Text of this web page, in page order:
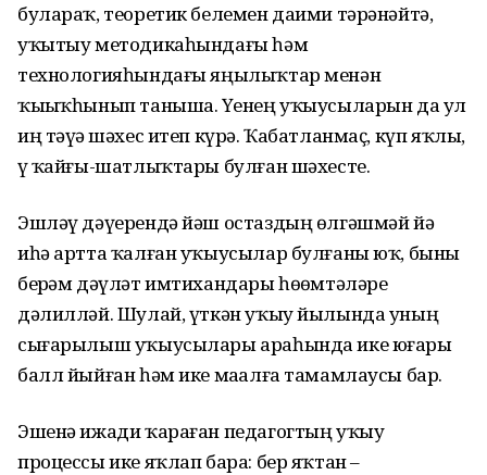
булараҡ, теоретик белемен даими тәрәнәйтә,
уҡытыу методикаһындағы һәм
технологияһындағы яңылыҡтар менән
ҡыҙыҡһынып таныша. Үҙенең уҡыусыларын да ул
иң тәүҙә шәхес итеп күрә. Ҡабатланмаҫ, күп яҡлы,
үҙ ҡайғы-шатлыҡтары булған шәхесте.
Эшләү дәүерендә йәш остаздың өлгәшмәй йә
иһә артта ҡалған уҡыусылар булғаны юҡ, быны
берҙәм дәүләт имтихандары һөҙөмтәләре
дәлилләй. Шулай, үткән уҡыу йылында уның
сығарылыш уҡыусылары араһында ике юғары
балл йыйған һәм ике маҙалға тамамлаусы бар.
Эшенә ижади ҡараған педагогтың уҡыу
процессы ике яҡлап бара: бер яҡтан –